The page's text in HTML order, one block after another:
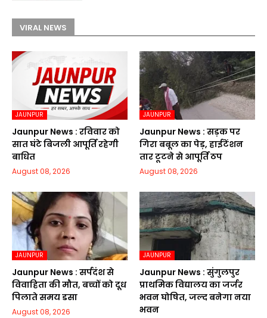
VIRAL NEWS
JAUNPUR
Jaunpur News : रविवार को
सात घंटे बिजली आपूर्ति रहेगी
बाधित
August 08, 2026
JAUNPUR
Jaunpur News : सड़क पर
गिरा बबूल का पेड़, हाईटेंशन
तार टूटने से आपूर्ति ठप
August 08, 2026
JAUNPUR
Jaunpur News : सर्पदंश से
विवाहिता की मौत, बच्चों को दूध
पिलाते समय डसा
August 08, 2026
JAUNPUR
Jaunpur News : सुंगुलपुर
प्राथमिक विद्यालय का जर्जर
भवन घोषित, जल्द बनेगा नया
भवन